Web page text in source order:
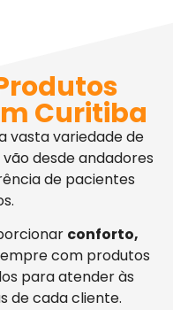
Curitiba
vasta variedade de
vão desde andadores
de pacientes
conforto,
com produtos
para atender às
de cada cliente.